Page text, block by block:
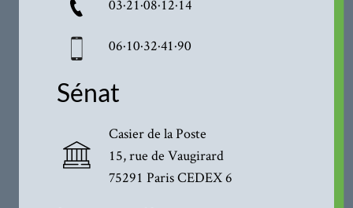
03·21·08·12·14
06·10·32·41·90
Sénat
Casier de la Poste
15, rue de Vaugirard
75291 Paris CEDEX 6